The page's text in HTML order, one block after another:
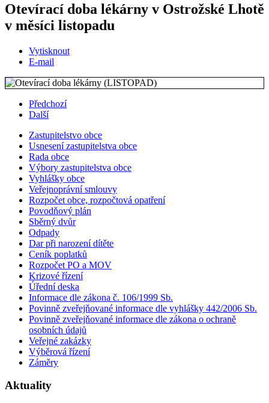
Otevírací doba lékárny v Ostrožské Lhotě
v měsíci listopadu
Vytisknout
E-mail
Předchozí
Další
Zastupitelstvo obce
Usnesení zastupitelstva obce
Rada obce
Výbory zastupitelstva obce
Vyhlášky obce
Veřejnoprávní smlouvy
Rozpočet obce, rozpočtová opatření
Povodňový plán
Sběrný dvůr
Odpady
Dar při narození dítěte
Ceník poplatků
Rozpočet PO a MOV
Krizové řízení
Úřední deska
Informace dle zákona č. 106/1999 Sb.
Povinně zveřejňované informace dle vyhlášky 442/2006 Sb.
Povinně zveřejňované informace dle zákona o ochraně
osobních údajů
Veřejné zakázky
Výběrová řízení
Záměry
Aktuality